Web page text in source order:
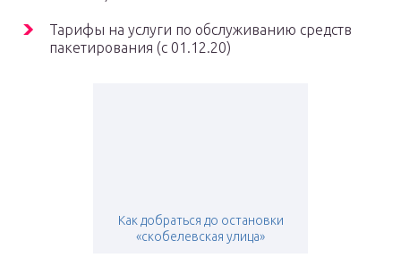
Тарифы на услуги по обслуживанию средств
пакетирования (с 01.12.20)
Как добраться до остановки
«скобелевская улица»